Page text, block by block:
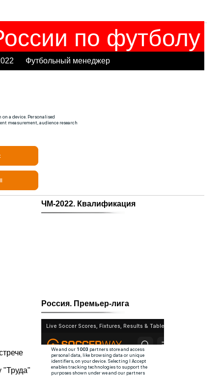
по футболу
Футбольный менеджер
"Труда"
ЧМ-2022. Квалификация
Россия. Премьер-лига